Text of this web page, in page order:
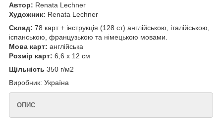
Автор: Renata Lechner
Художник: Renata Lechner
Склад: 78 карт + інструкція (128 ст) англійською, італійською,
іспанською, французькою та німецькою мовами.
Мова карт: англійська
Розмір карт: 6,6 х 12 см
Щільність 350 г/м2
Виробник: Україна
ОПИС